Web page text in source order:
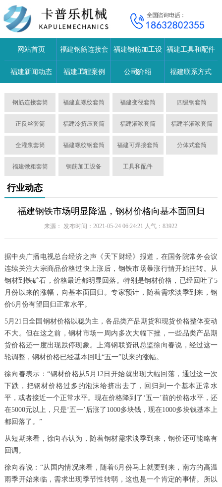
网站首页 福建钢筋连接套
筒
福建钢筋加工设
备
福建工具和配件
福建新闻动态 福建工程案例 公司介绍 福建联系方式
钢筋连接套筒 福建直螺纹套筒 福建变径套筒 四级钢套筒
正反丝套筒 福建冷挤压套筒 福建灌浆套筒 福建半灌浆套筒
全灌浆套筒 福建螺纹钢套筒 福建可焊接套筒 分体式套筒
福建镦粗套筒 钢筋加工设备 工具和配件
行业动态
福建钢铁市场明显降温，钢材价格向基本面回归
来源： 发布时间：2021-05-24 06:24:21 人气：83922
据中央广播电视总台经济之声《天下财经》报道，在国务院常务会议
连续关注大宗商品价格过快上涨后，钢铁市场暴涨行情开始扭转。从
钢材到铁矿石，价格最近都明显回落。特别是钢材价格，已经回吐了5
月份以来的涨幅，向基本面回归。专家预计，随着需求淡季到来，钢
价6月份有望回归正常水平。
5月21日全国钢材价格以稳为主，各品类产品期货和现货价格整体变动
不大。但在这之前，钢材市场一周内多次大幅下挫，一些品类产品期
货价格还一度出现跌停现象。上海钢联资讯总监徐向春说，经过这一
轮调整，钢材价格已经基本回吐“五一”以来的涨幅。
徐向春表示：“钢材价格从5月12日开始就出现大幅回落，通过这一次
下跌，把钢材价格过多的泡沫给挤出去了，回归到一个基本正常水
平，或者接近一个正常水平。现在价格降到了‘五一’前的价格水平，还
在5000元以上，只是‘五一’后涨了1000多块钱，现在1000多块钱基本上
都回落了。”
从短期来看，徐向春认为，随着钢材需求淡季到来，钢价还可能略有
回调。
徐向春说：“从国内情况来看，随着6月份马上就要到来，南方的高温
雨季开始来临，需求出现季节性转弱，这也是一个肯定的事情。所以